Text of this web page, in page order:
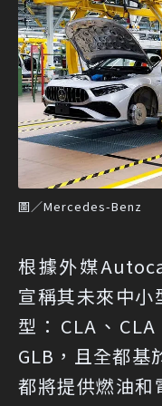
圖／Mercedes-Benz
根據外媒
宣稱其未來中小
型：CLA、
GLB，且全都基
都將提供燃油和